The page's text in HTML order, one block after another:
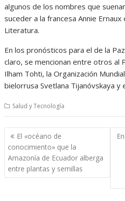
algunos de los nombres que
suceder a la francesa Annie
Literatura.
En los pronósticos para el de la
claro, se mencionan entre otros al
Ilham Tohti, la Organización
bielorrusa Svetlana Tijanóvskaya y
Salud y Tecnología
Navegación
de
entradas
El «océano de
conocimiento» que la
Amazonía de Ecuador alberga
entre plantas y semillas